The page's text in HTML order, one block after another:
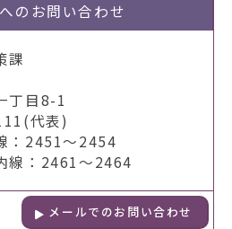
の お問い合わせ
課
丁目8-1
代表)
：2451～2454
：2461～2464
メールでのお問い合わせ